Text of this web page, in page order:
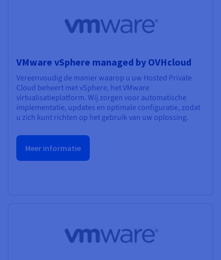
VMware vSphere managed by OVHcloud
Vereenvoudig de manier waarop u uw Hosted Private
Cloud beheert met vSphere, het VMware
virtualisatieplatform. Wij zorgen voor automatische
implementatie, updates en optimale configuratie, zodat
u zich kunt richten op het gebruik van uw oplossing.
Meer informatie